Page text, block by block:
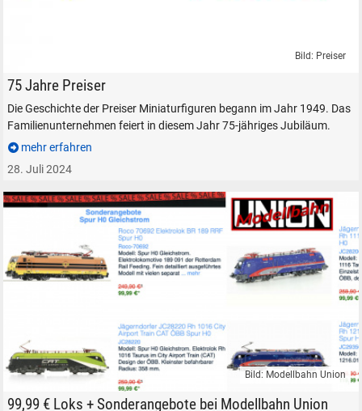
75 Jahre Preiser Miniaturfiguren Modelleisenbahn Zubehör
Bild: Preiser
75 Jahre Preiser
Die Geschichte der Preiser Miniaturfiguren begann im Jahr 1949. Das
Familienunternehmen feiert in diesem Jahr 75-jähriges Jubiläum.
mehr erfahren
28. Juli 2024
Modellbahn Union Sonderangebote H0-Lokomotiven für 99 Euro
Bild: Modellbahn Union
99,99 € Loks + Sonderangebote bei Modellbahn Union